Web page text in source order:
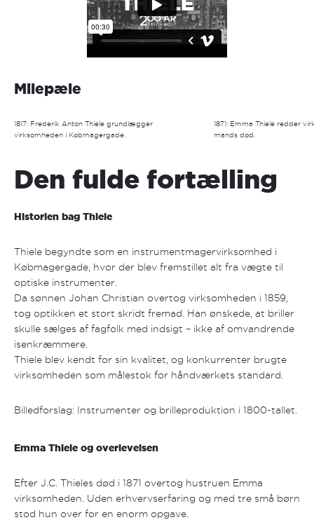
Milepæle
1817: Frederik Anton Thiele grundlægger
virksomheden i Købmagergade.
1871: Emma Thiele redder
mands død.
Den fulde fortælling
Historien bag Thiele
Thiele begyndte som en instrumentmagervirksomhed i
Købmagergade, hvor der blev fremstillet alt fra vægte til
optiske instrumenter.
Da sønnen Johan Christian overtog virksomheden i 1859,
tog optikken et stort skridt fremad. Han ønskede, at briller
skulle sælges af fagfolk med indsigt – ikke af omvandrende
isenkræmmere.
Thiele blev kendt for sin kvalitet, og konkurrenter brugte
virksomheden som målestok for håndværkets standard.
Billedforslag: Instrumenter og brilleproduktion i 1800-tallet.
Emma Thiele og overlevelsen
Efter J.C. Thieles død i 1871 overtog hustruen Emma
virksomheden. Uden erhvervserfaring og med tre små børn
stod hun over for en enorm opgave.